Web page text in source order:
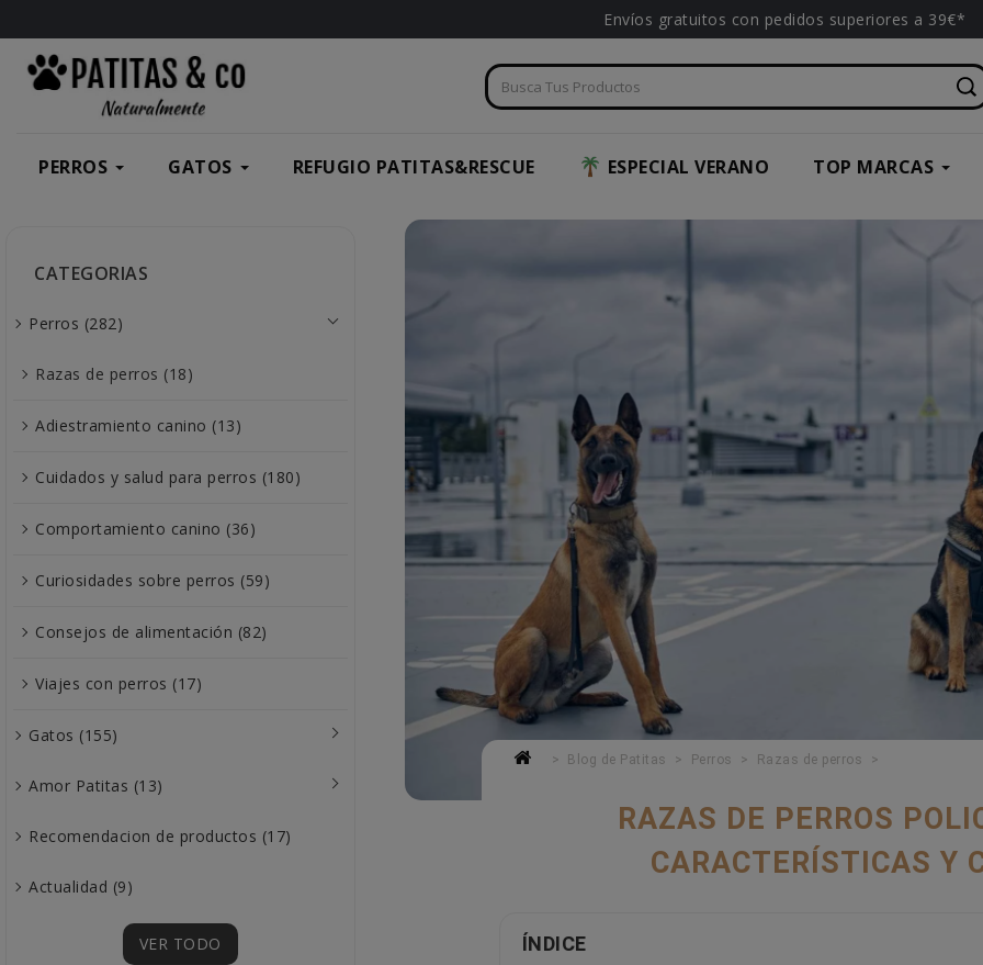
Envíos gratuitos con pedidos superiores a 39€*
PERROS GATOS REFUGIO PATITAS&RESCUE ESPECIAL VERANO TOP MARCAS
CATEGORIAS
Perros (282)
Razas de perros (18)
Adiestramiento canino (13)
Cuidados y salud para perros (180)
Comportamiento canino (36)
Curiosidades sobre perros (59)
Consejos de alimentación (82)
Viajes con perros (17)
Gatos (155)
Amor Patitas (13)
Recomendacion de productos (17)
Actualidad (9)
VER TODO
Blog de Patitas Perros Razas de perros
RAZAS DE PERROS
CARACTERÍSTICAS Y
ÍNDICE